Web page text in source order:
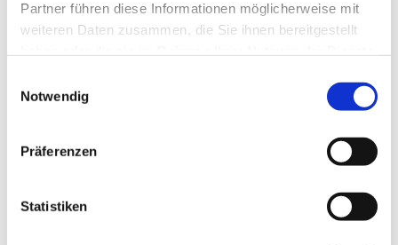
Partner führen diese Informationen möglicherweise mit
weiteren Daten zusammen, die Sie ihnen bereitgestellt
Notwendig
Präferenzen
Statistiken